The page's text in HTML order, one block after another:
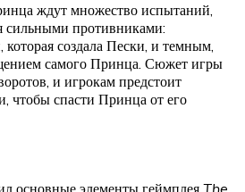
ждут множество испытаний,
сильными противниками:
создала Пески, и темным,
самого Принца. Сюжет игры
и игрокам предстоит
чтобы спасти Принца от его
основные элементы геймплея The